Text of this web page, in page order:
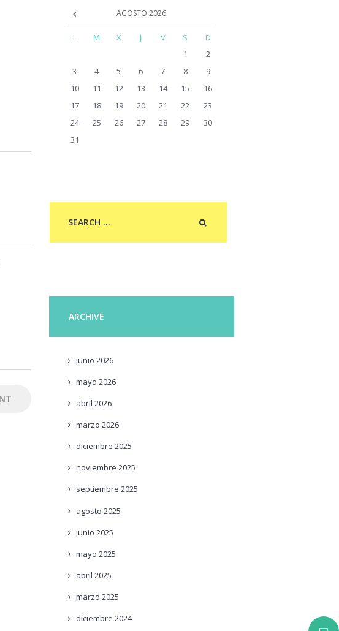
AGOSTO 2026
L M X J V S
D
1
2
3
4 5 6 7 8
9
10
11 12 13 14 15
16
17
18 19 20 21 22
23
24
25 26 27 28 29
30
31
ARCHIVE
junio 2026
mayo 2026
abril 2026
marzo 2026
diciembre 2025
noviembre 2025
septiembre 2025
agosto 2025
junio 2025
mayo 2025
abril 2025
marzo 2025
diciembre 2024